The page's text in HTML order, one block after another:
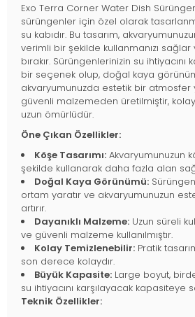
Exo Terra Corner Water Dish
sürüngenler için özel olarak
su kabıdır. Bu tasarım,
verimli bir şekilde kullanmanızı
bırakır. Sürüngenlerinizin su
bir seçenek olup, doğal kaya
akvaryumunuzda estetik bir atmosfer
güvenli malzemeden üretilmiştir,
uzun ömürlüdür.
Öne Çıkan Özellikler:
Köşe Tasarımı: Akvaryumunuzun
şekilde kullanarak daha fazla alan
Doğal Kaya Görünümü:
ortam yaratır ve akvaryumunuzun
artırır.
Dayanıklı Malzeme: Uzun süreli
ve güvenli malzeme kullanılmıştır.
Kolay Temizlenebilir: Pratik
son derece kolaydır.
Büyük Kapasite: Large boyut,
su ihtiyacını karşılayacak kapasiteye
Teknik Özellikler: